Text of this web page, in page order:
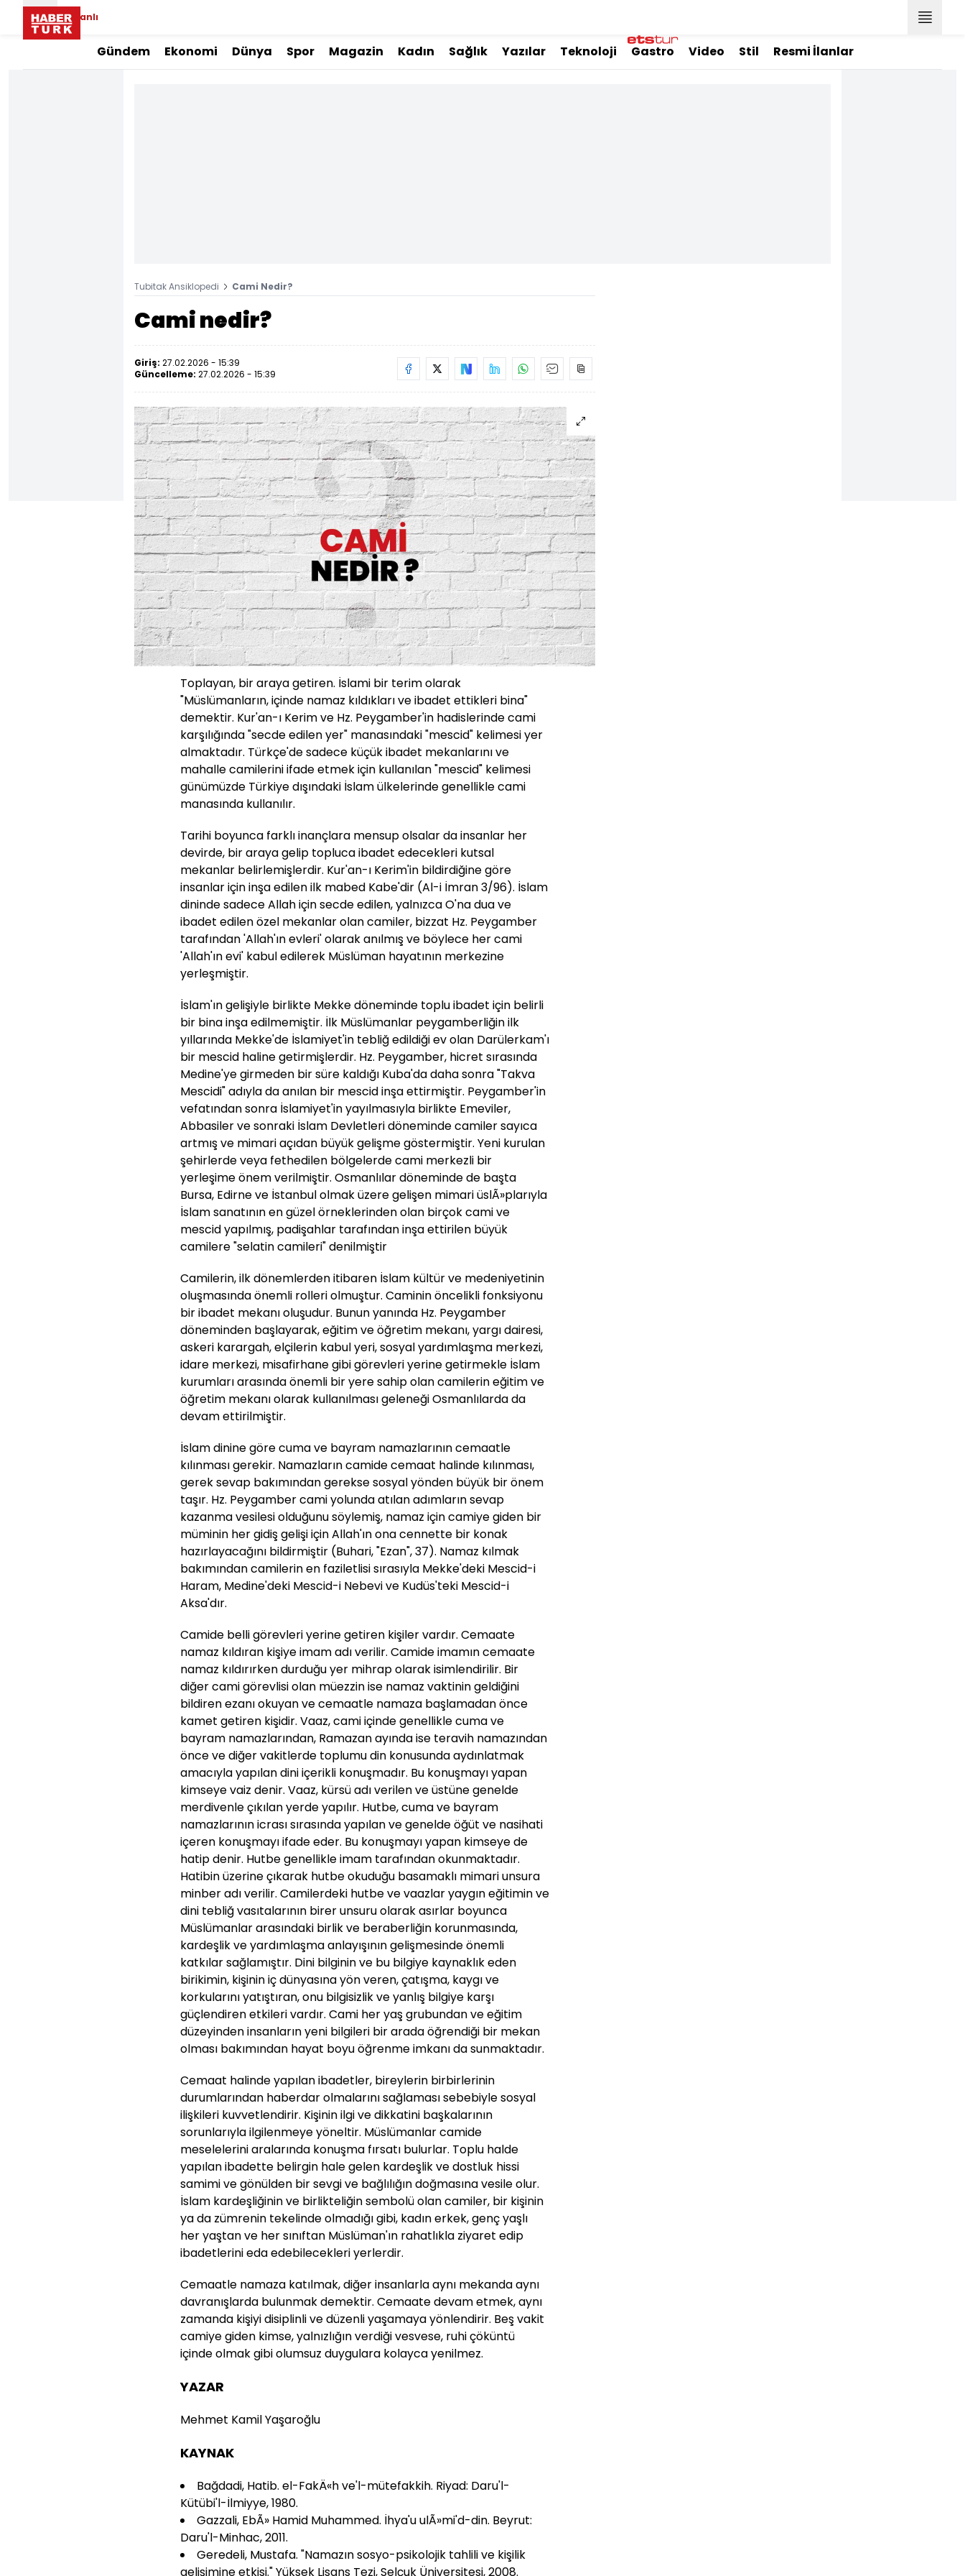
Canlı
Gündem Ekonomi Dünya Spor Magazin Kadın Sağlık Yazılar Teknoloji Gastro Video Stil Resmi İlanlar
Tubitak Ansiklopedi Cami Nedir?
Cami nedir?
Giriş: 27.02.2026 - 15:39
Güncelleme: 27.02.2026 - 15:39
Toplayan, bir araya getiren. İslami bir terim olarak
"Müslümanların, içinde namaz kıldıkları ve ibadet ettikleri bina"
demektir. Kur'an-ı Kerim ve Hz. Peygamber'in hadislerinde cami
karşılığında "secde edilen yer" manasındaki "mescid" kelimesi yer
almaktadır. Türkçe'de sadece küçük ibadet mekanlarını ve
mahalle camilerini ifade etmek için kullanılan "mescid" kelimesi
günümüzde Türkiye dışındaki İslam ülkelerinde genellikle cami
manasında kullanılır.
Tarihi boyunca farklı inançlara mensup olsalar da insanlar her
devirde, bir araya gelip topluca ibadet edecekleri kutsal
mekanlar belirlemişlerdir. Kur'an-ı Kerim'in bildirdiğine göre
insanlar için inşa edilen ilk mabed Kabe'dir (Al-i İmran 3/96). İslam
dininde sadece Allah için secde edilen, yalnızca O'na dua ve
ibadet edilen özel mekanlar olan camiler, bizzat Hz. Peygamber
tarafından 'Allah'ın evleri' olarak anılmış ve böylece her cami
'Allah'ın evi' kabul edilerek Müslüman hayatının merkezine
yerleşmiştir.
İslam'ın gelişiyle birlikte Mekke döneminde toplu ibadet için belirli
bir bina inşa edilmemiştir. İlk Müslümanlar peygamberliğin ilk
yıllarında Mekke'de İslamiyet'in tebliğ edildiği ev olan Darülerkam'ı
bir mescid haline getirmişlerdir. Hz. Peygamber, hicret sırasında
Medine'ye girmeden bir süre kaldığı Kuba'da daha sonra "Takva
Mescidi" adıyla da anılan bir mescid inşa ettirmiştir. Peygamber'in
vefatından sonra İslamiyet'in yayılmasıyla birlikte Emeviler,
Abbasiler ve sonraki İslam Devletleri döneminde camiler sayıca
artmış ve mimari açıdan büyük gelişme göstermiştir. Yeni kurulan
şehirlerde veya fethedilen bölgelerde cami merkezli bir
yerleşime önem verilmiştir. Osmanlılar döneminde de başta
Bursa, Edirne ve İstanbul olmak üzere gelişen mimari üslÃ»plarıyla
İslam sanatının en güzel örneklerinden olan birçok cami ve
mescid yapılmış, padişahlar tarafından inşa ettirilen büyük
camilere "selatin camileri" denilmiştir
Camilerin, ilk dönemlerden itibaren İslam kültür ve medeniyetinin
oluşmasında önemli rolleri olmuştur. Caminin öncelikli fonksiyonu
bir ibadet mekanı oluşudur. Bunun yanında Hz. Peygamber
döneminden başlayarak, eğitim ve öğretim mekanı, yargı dairesi,
askeri karargah, elçilerin kabul yeri, sosyal yardımlaşma merkezi,
idare merkezi, misafirhane gibi görevleri yerine getirmekle İslam
kurumları arasında önemli bir yere sahip olan camilerin eğitim ve
öğretim mekanı olarak kullanılması geleneği Osmanlılarda da
devam ettirilmiştir.
İslam dinine göre cuma ve bayram namazlarının cemaatle
kılınması gerekir. Namazların camide cemaat halinde kılınması,
gerek sevap bakımından gerekse sosyal yönden büyük bir önem
taşır. Hz. Peygamber cami yolunda atılan adımların sevap
kazanma vesilesi olduğunu söylemiş, namaz için camiye giden bir
müminin her gidiş gelişi için Allah'ın ona cennette bir konak
hazırlayacağını bildirmiştir (Buhari, "Ezan", 37). Namaz kılmak
bakımından camilerin en faziletlisi sırasıyla Mekke'deki Mescid-i
Haram, Medine'deki Mescid-i Nebevi ve Kudüs'teki Mescid-i
Aksa'dır.
Camide belli görevleri yerine getiren kişiler vardır. Cemaate
namaz kıldıran kişiye imam adı verilir. Camide imamın cemaate
namaz kıldırırken durduğu yer mihrap olarak isimlendirilir. Bir
diğer cami görevlisi olan müezzin ise namaz vaktinin geldiğini
bildiren ezanı okuyan ve cemaatle namaza başlamadan önce
kamet getiren kişidir. Vaaz, cami içinde genellikle cuma ve
bayram namazlarından, Ramazan ayında ise teravih namazından
önce ve diğer vakitlerde toplumu din konusunda aydınlatmak
amacıyla yapılan dini içerikli konuşmadır. Bu konuşmayı yapan
kimseye vaiz denir. Vaaz, kürsü adı verilen ve üstüne genelde
merdivenle çıkılan yerde yapılır. Hutbe, cuma ve bayram
namazlarının icrası sırasında yapılan ve genelde öğüt ve nasihati
içeren konuşmayı ifade eder. Bu konuşmayı yapan kimseye de
hatip denir. Hutbe genellikle imam tarafından okunmaktadır.
Hatibin üzerine çıkarak hutbe okuduğu basamaklı mimari unsura
minber adı verilir. Camilerdeki hutbe ve vaazlar yaygın eğitimin ve
dini tebliğ vasıtalarının birer unsuru olarak asırlar boyunca
Müslümanlar arasındaki birlik ve beraberliğin korunmasında,
kardeşlik ve yardımlaşma anlayışının gelişmesinde önemli
katkılar sağlamıştır. Dini bilginin ve bu bilgiye kaynaklık eden
birikimin, kişinin iç dünyasına yön veren, çatışma, kaygı ve
korkularını yatıştıran, onu bilgisizlik ve yanlış bilgiye karşı
güçlendiren etkileri vardır. Cami her yaş grubundan ve eğitim
düzeyinden insanların yeni bilgileri bir arada öğrendiği bir mekan
olması bakımından hayat boyu öğrenme imkanı da sunmaktadır.
Cemaat halinde yapılan ibadetler, bireylerin birbirlerinin
durumlarından haberdar olmalarını sağlaması sebebiyle sosyal
ilişkileri kuvvetlendirir. Kişinin ilgi ve dikkatini başkalarının
sorunlarıyla ilgilenmeye yöneltir. Müslümanlar camide
meselelerini aralarında konuşma fırsatı bulurlar. Toplu halde
yapılan ibadette belirgin hale gelen kardeşlik ve dostluk hissi
samimi ve gönülden bir sevgi ve bağlılığın doğmasına vesile olur.
İslam kardeşliğinin ve birlikteliğin sembolü olan camiler, bir kişinin
ya da zümrenin tekelinde olmadığı gibi, kadın erkek, genç yaşlı
her yaştan ve her sınıftan Müslüman'ın rahatlıkla ziyaret edip
ibadetlerini eda edebilecekleri yerlerdir.
Cemaatle namaza katılmak, diğer insanlarla aynı mekanda aynı
davranışlarda bulunmak demektir. Cemaate devam etmek, aynı
zamanda kişiyi disiplinli ve düzenli yaşamaya yönlendirir. Beş vakit
camiye giden kimse, yalnızlığın verdiği vesvese, ruhi çöküntü
içinde olmak gibi olumsuz duygulara kolayca yenilmez.
YAZAR
Mehmet Kamil Yaşaroğlu
KAYNAK
Bağdadi, Hatib. el-FakÄ«h ve'l-mütefakkih. Riyad: Daru'l-
Kütübi'l-İlmiyye, 1980.
Gazzali, EbÃ» Hamid Muhammed. İhya'u ulÃ»mi'd-din. Beyrut:
Daru'l-Minhac, 2011.
Geredeli, Mustafa. "Namazın sosyo-psikolojik tahlili ve kişilik
gelişimine etkisi." Yüksek Lisans Tezi, Selçuk Üniversitesi, 2008.